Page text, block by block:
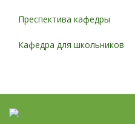
Преспектива кафедры
Кафедра для школьников